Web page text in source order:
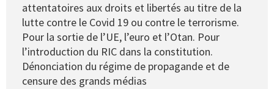
attentatoires aux droits et libertés au titre de la
lutte contre le Covid 19 ou contre le terrorisme.
Pour la sortie de l’UE, l’euro et l’Otan. Pour
l’introduction du RIC dans la constitution.
Dénonciation du régime de propagande et de
censure des grands médias